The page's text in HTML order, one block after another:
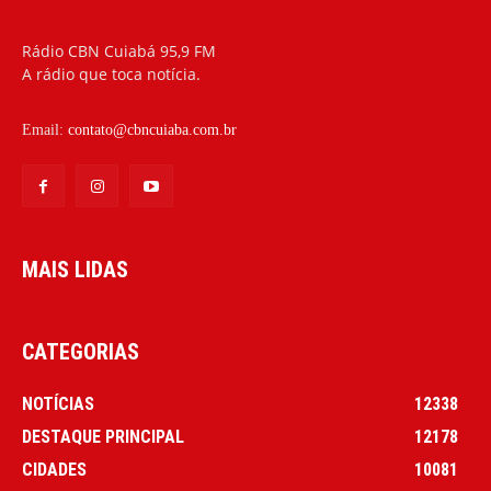
Rádio CBN Cuiabá 95,9 FM
A rádio que toca notícia.
Email: contato@cbncuiaba.com.br
MAIS LIDAS
CATEGORIAS
NOTÍCIAS
12338
DESTAQUE PRINCIPAL
12178
CIDADES
10081